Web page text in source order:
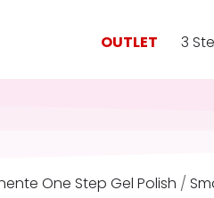
OUTLET 3
One Step Gel Polish /